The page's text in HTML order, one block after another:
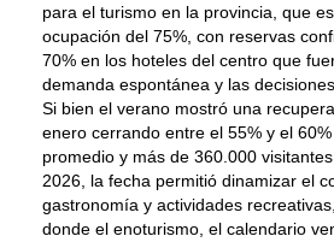
para el turismo en la provincia, que
ocupación del 75%, con reservas
70% en los hoteles del centro que
demanda espontánea y las
Si bien el verano mostró una
enero cerrando entre el 55% y el
promedio y más de 360.000
2026, la fecha permitió dinamizar el
gastronomía y actividades
donde el enoturismo, el calendario